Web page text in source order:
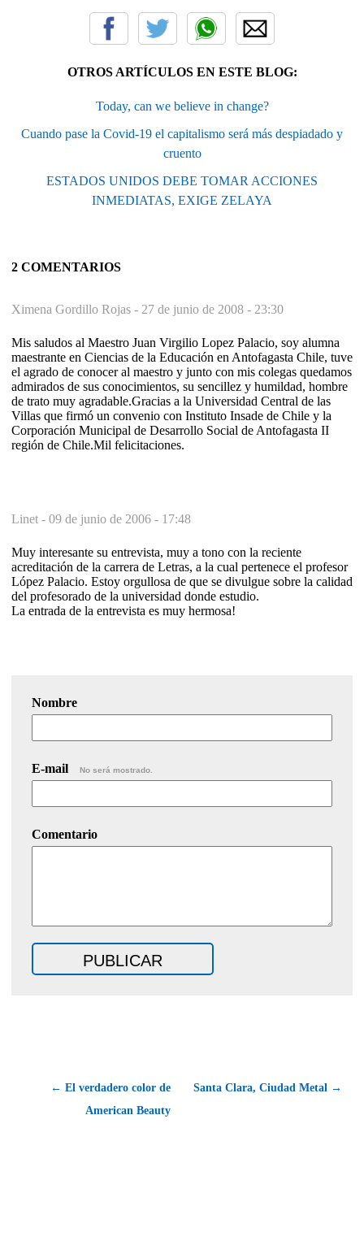
OTROS ARTÍCULOS EN ESTE BLOG:
Today, can we believe in change?
Cuando pase la Covid-19 el capitalismo será más despiadado y
cruento
ESTADOS UNIDOS DEBE TOMAR ACCIONES
INMEDIATAS, EXIGE ZELAYA
2 COMENTARIOS
Ximena Gordillo Rojas - 27 de junio de 2008 - 23:30
Mis saludos al Maestro Juan Virgilio Lopez Palacio, soy alumna
maestrante en Ciencias de la Educación en Antofagasta Chile, tuve
el agrado de conocer al maestro y junto con mis colegas quedamos
admirados de sus conocimientos, su sencillez y humildad, hombre
de trato muy agradable.Gracias a la Universidad Central de las
Villas que firmó un convenio con Instituto Insade de Chile y la
Corporación Municipal de Desarrollo Social de Antofagasta II
región de Chile.Mil felicitaciones.
Linet - 09 de junio de 2006 - 17:48
Muy interesante su entrevista, muy a tono con la reciente
acreditación de la carrera de Letras, a la cual pertenece el profesor
López Palacio. Estoy orgullosa de que se divulgue sobre la calidad
del profesorado de la universidad donde estudio.
La entrada de la entrevista es muy hermosa!
Nombre
E-mail No será mostrado.
Comentario
← El verdadero color de
American Beauty
Santa Clara, Ciudad Metal →